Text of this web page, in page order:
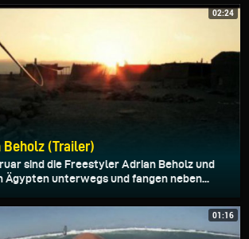
02:24
Beholz (Trailer)
sind die Freestyler Adrian Beholz und
Ägypten unterwegs und fangen neben...
01:16